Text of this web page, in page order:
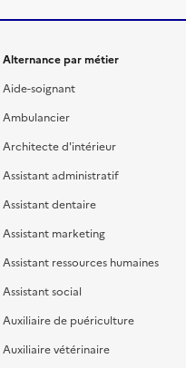
Alternance par métier
Aide-soignant
Ambulancier
Architecte d'intérieur
Assistant administratif
Assistant dentaire
Assistant marketing
Assistant ressources humaines
Assistant social
Auxiliaire de puériculture
Auxiliaire vétérinaire